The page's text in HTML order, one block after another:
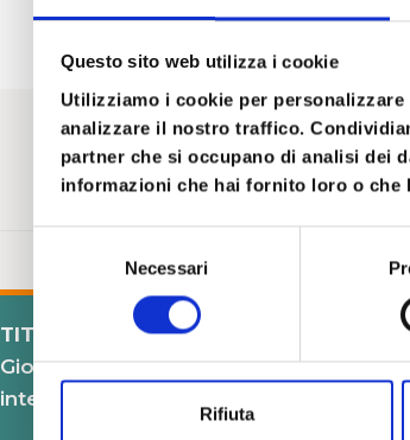
Questo sito web utilizza i cookie
Utilizziamo i cookie per
analizzare il nostro traffico.
partner che si occupano di analisi dei
informazioni che hai fornito loro o
consenso
Necessari
Rifiuta
TITOLO:
Giovani Vitali – Workshop
intensivo Gratuito